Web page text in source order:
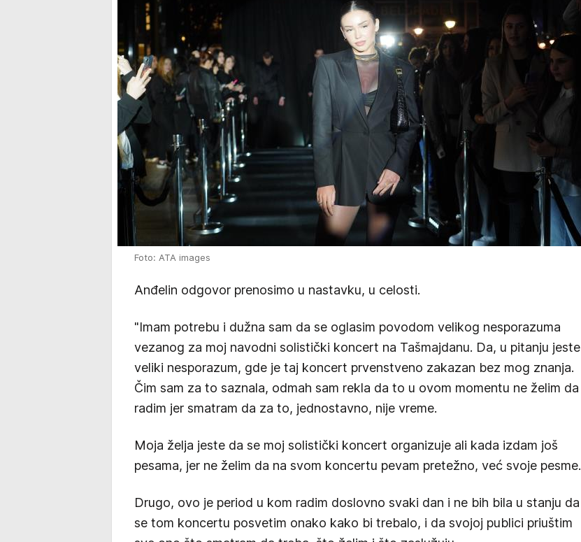
Foto: ATA images
Anđelin odgovor prenosimo u nastavku, u celosti.
"Imam potrebu i dužna sam da se oglasim povodom velikog nesporazuma
vezanog za moj navodni solistički koncert na Tašmajdanu. Da, u pitanju jeste
veliki nesporazum, gde je taj koncert prvenstveno zakazan bez mog znanja.
Čim sam za to saznala, odmah sam rekla da to u ovom momentu ne želim da
radim jer smatram da za to, jednostavno, nije vreme.
Moja želja jeste da se moj solistički koncert organizuje ali kada izdam još
pesama, jer ne želim da na svom koncertu pevam pretežno, već svoje pesme.
Drugo, ovo je period u kom radim doslovno svaki dan i ne bih bila u stanju da
se tom koncertu posvetim onako kako bi trebalo, i da svojoj publici priuštim